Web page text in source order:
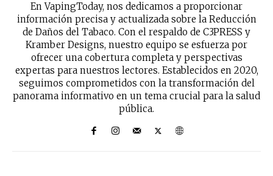
En VapingToday, nos dedicamos a proporcionar
información precisa y actualizada sobre la Reducción
de Daños del Tabaco. Con el respaldo de C3PRESS y
Kramber Designs, nuestro equipo se esfuerza por
ofrecer una cobertura completa y perspectivas
expertas para nuestros lectores. Establecidos en 2020,
seguimos comprometidos con la transformación del
panorama informativo en un tema crucial para la salud
pública.